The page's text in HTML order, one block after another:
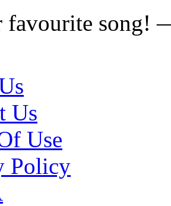
favourite song!
Us
Use
Policy